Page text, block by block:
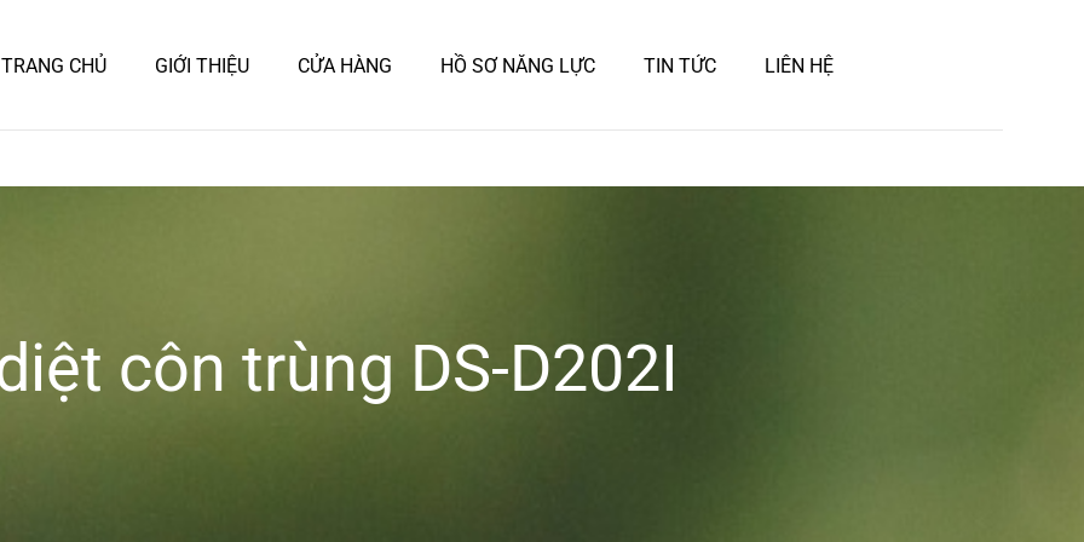
TRANG CHỦ GIỚI THIỆU CỬA HÀNG HỒ SƠ NĂNG LỰC TIN TỨC LIÊN HỆ
côn trùng DS-D202I